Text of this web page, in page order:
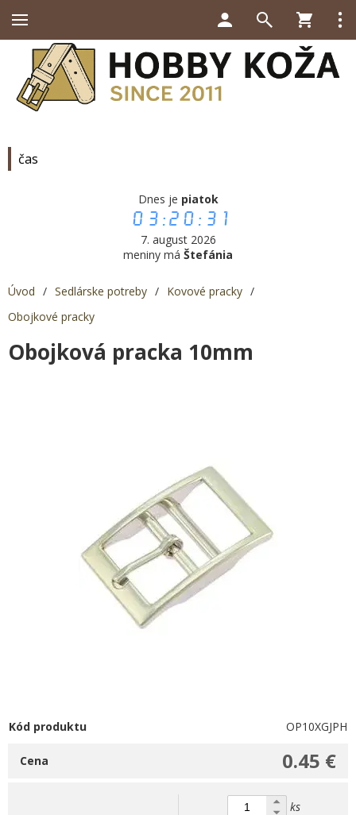
čas
Dnes je piatok
03:20:31
7. august 2026
meniny má Štefánia
Úvod / Sedlárske potreby / Kovové pracky /
Obojkové pracky
Obojková pracka 10mm
Kód produktu OP10XGJPH
0.45 €
Cena
ks